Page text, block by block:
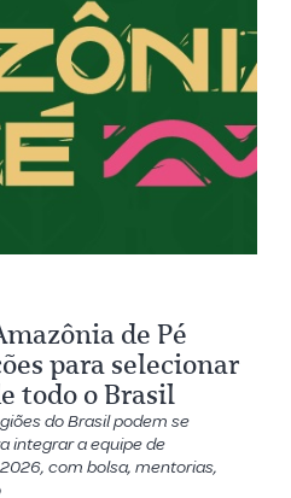
de Pé
para selecionar
todo o Brasil
do Brasil podem se
integrar a equipe de
com bolsa, mentorias,